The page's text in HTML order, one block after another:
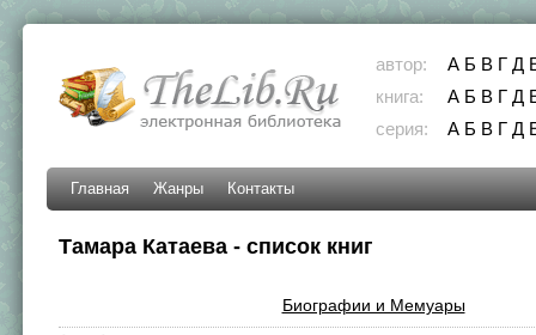
автор: А Б В Г Д
книга:
А Б В Г Д
серия:
А Б В Г Д
Главная Жанры Контакты
Тамара Катаева - список книг
Биографии и Мемуары